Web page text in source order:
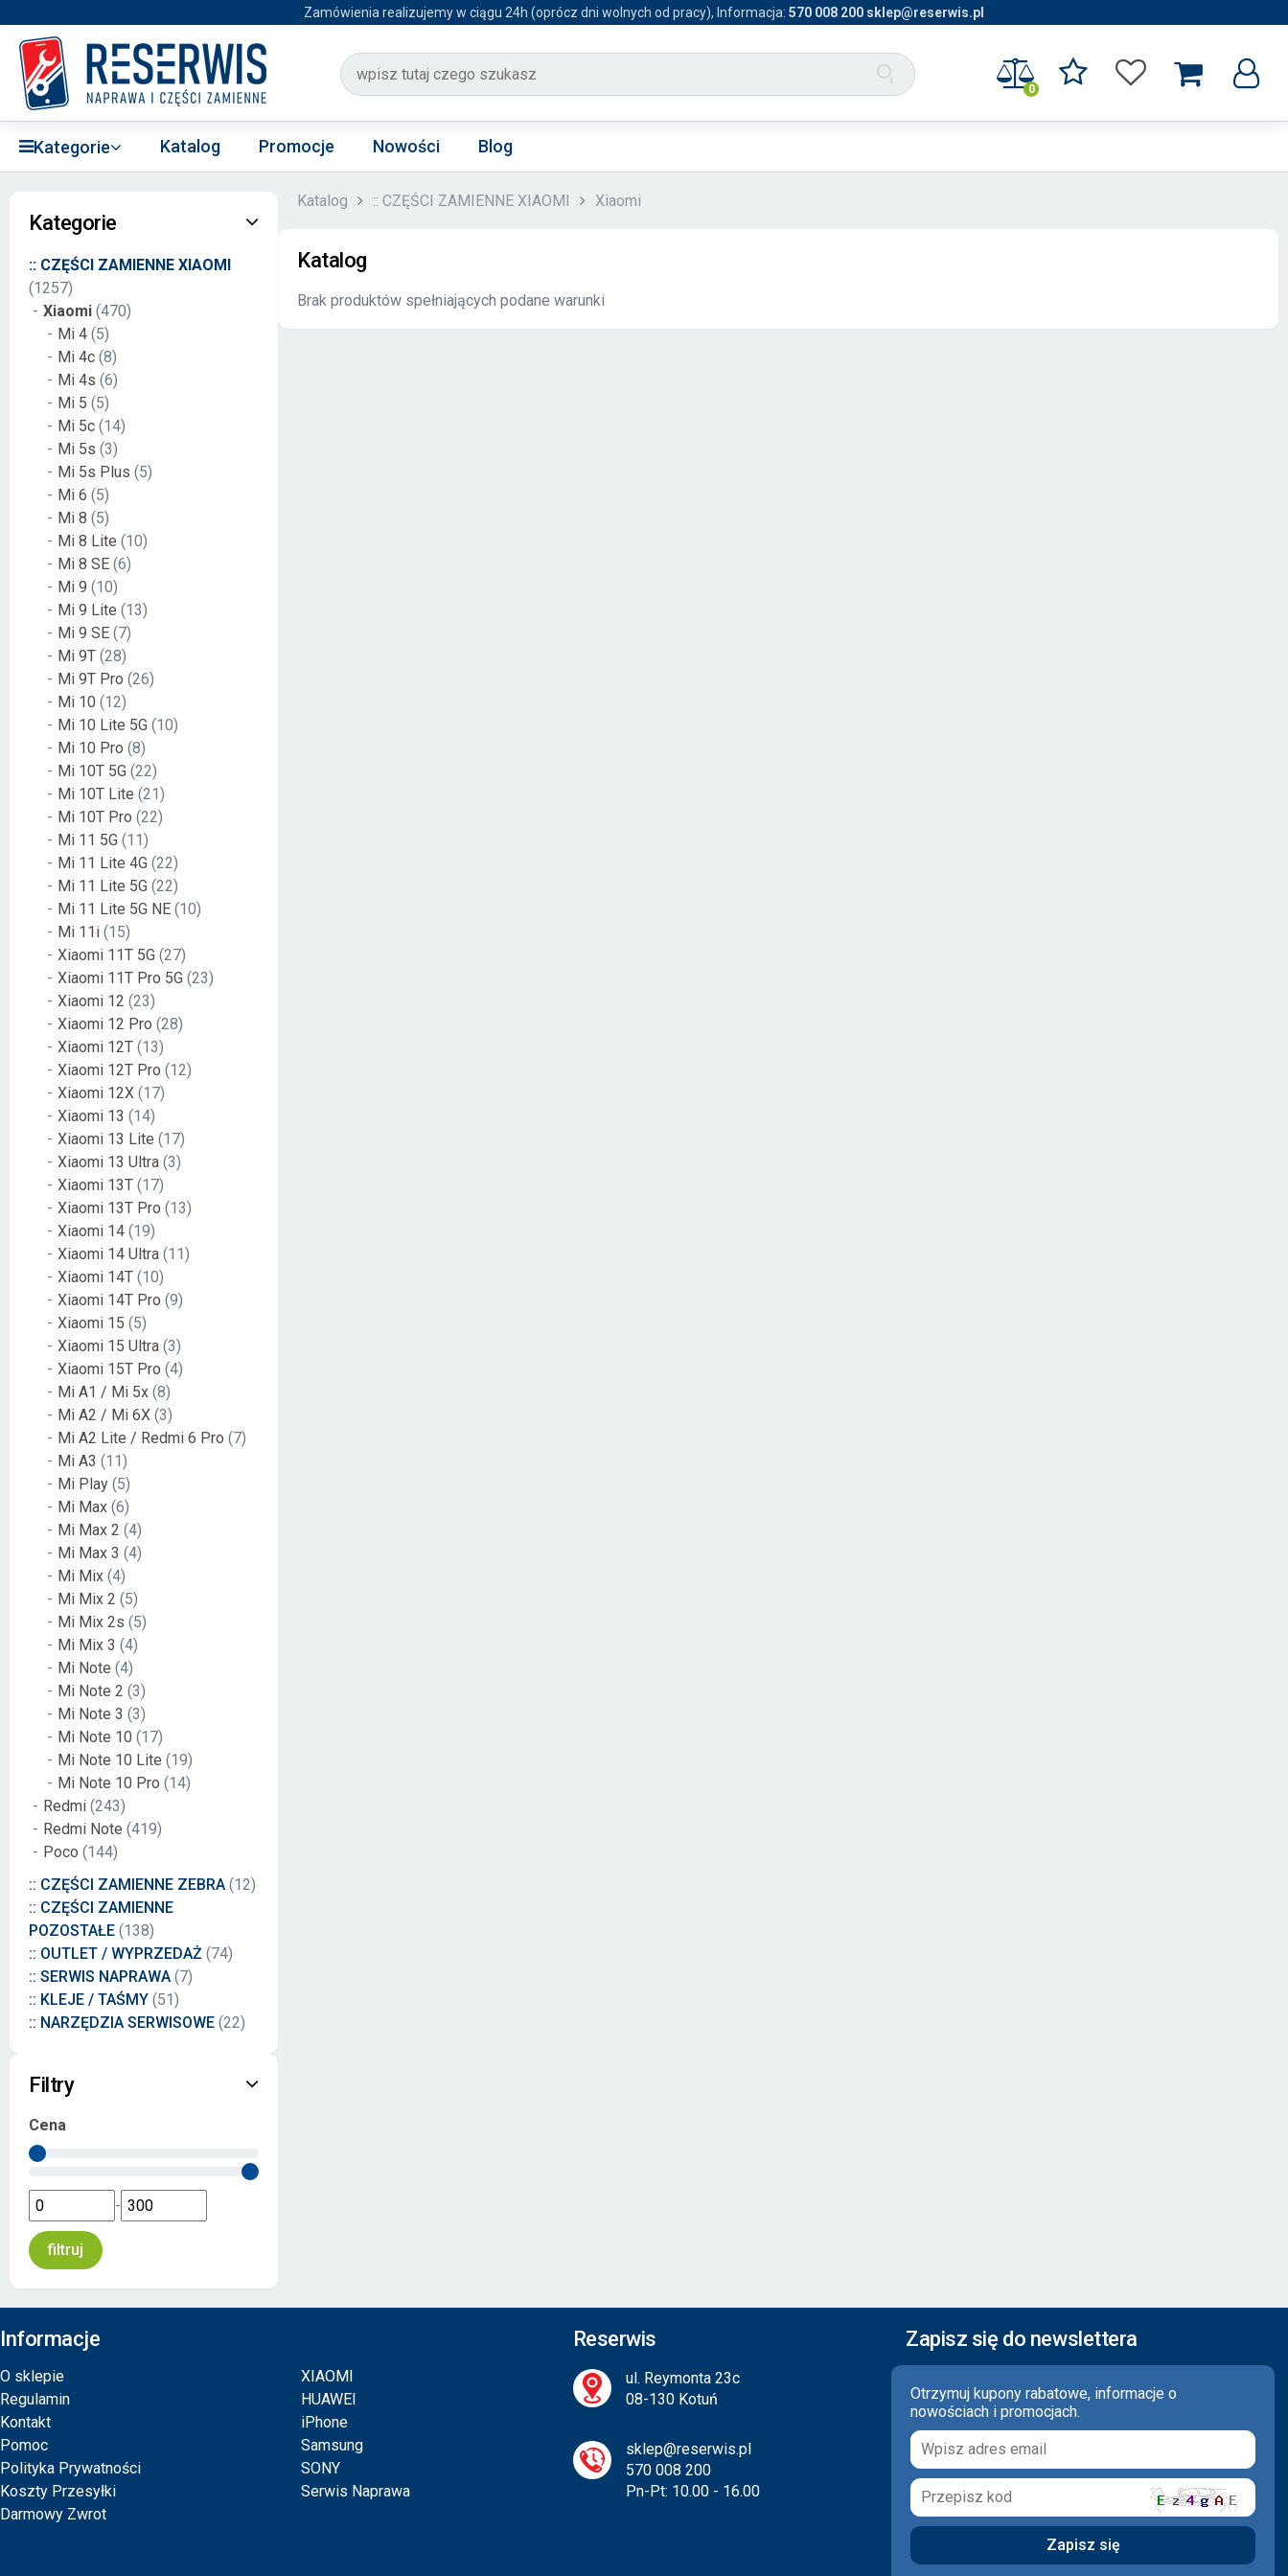
Zamówienia realizujemy w ciągu 24h (oprócz dni wolnych od pracy), Informacja: 570 008 200 sklep@reserwis.pl
0
Kategorie Katalog Promocje Nowości Blog
Kategorie
:: CZĘŚCI ZAMIENNE XIAOMI
(1257)
Xiaomi (470)
Mi 4 (5)
Mi 4c (8)
Mi 4s (6)
Mi 5 (5)
Mi 5c (14)
Mi 5s (3)
Mi 5s Plus (5)
Mi 6 (5)
Mi 8 (5)
Mi 8 Lite (10)
Mi 8 SE (6)
Mi 9 (10)
Mi 9 Lite (13)
Mi 9 SE (7)
Mi 9T (28)
Mi 9T Pro (26)
Mi 10 (12)
Mi 10 Lite 5G (10)
Mi 10 Pro (8)
Mi 10T 5G (22)
Mi 10T Lite (21)
Mi 10T Pro (22)
Mi 11 5G (11)
Mi 11 Lite 4G (22)
Mi 11 Lite 5G (22)
Mi 11 Lite 5G NE (10)
Mi 11i (15)
Xiaomi 11T 5G (27)
Xiaomi 11T Pro 5G (23)
Xiaomi 12 (23)
Xiaomi 12 Pro (28)
Xiaomi 12T (13)
Xiaomi 12T Pro (12)
Xiaomi 12X (17)
Xiaomi 13 (14)
Xiaomi 13 Lite (17)
Xiaomi 13 Ultra (3)
Xiaomi 13T (17)
Xiaomi 13T Pro (13)
Xiaomi 14 (19)
Xiaomi 14 Ultra (11)
Xiaomi 14T (10)
Xiaomi 14T Pro (9)
Xiaomi 15 (5)
Xiaomi 15 Ultra (3)
Xiaomi 15T Pro (4)
Mi A1 / Mi 5x (8)
Mi A2 / Mi 6X (3)
Mi A2 Lite / Redmi 6 Pro (7)
Mi A3 (11)
Mi Play (5)
Mi Max (6)
Mi Max 2 (4)
Mi Max 3 (4)
Mi Mix (4)
Mi Mix 2 (5)
Mi Mix 2s (5)
Mi Mix 3 (4)
Mi Note (4)
Mi Note 2 (3)
Mi Note 3 (3)
Mi Note 10 (17)
Mi Note 10 Lite (19)
Mi Note 10 Pro (14)
Redmi (243)
Redmi Note (419)
Poco (144)
:: CZĘŚCI ZAMIENNE ZEBRA (12)
:: CZĘŚCI ZAMIENNE
POZOSTAŁE (138)
:: OUTLET / WYPRZEDAŻ (74)
:: SERWIS NAPRAWA (7)
:: KLEJE / TAŚMY (51)
:: NARZĘDZIA SERWISOWE (22)
Filtry
Cena
-
Katalog :: CZĘŚCI ZAMIENNE XIAOMI Xiaomi
Katalog
Brak produktów spełniających podane warunki
Informacje
O sklepie
Regulamin
Kontakt
Pomoc
Polityka Prywatności
Koszty Przesyłki
Darmowy Zwrot
XIAOMI
HUAWEI
iPhone
Samsung
SONY
Serwis Naprawa
Reserwis
ul. Reymonta 23c
08-130 Kotuń
sklep@reserwis.pl
570 008 200
Pn-Pt: 10.00 - 16.00
Zapisz się do newslettera
Otrzymuj kupony rabatowe, informacje o
nowościach i promocjach.